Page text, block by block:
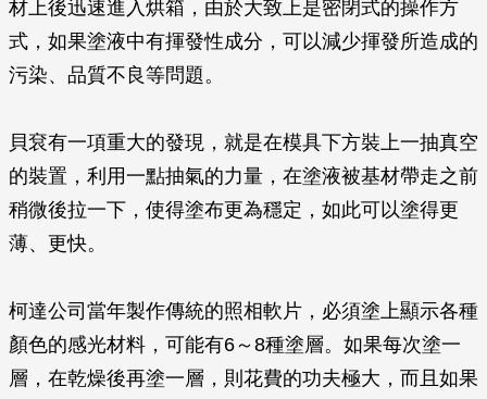
材上後迅速進入烘箱，由於大致上是密閉式的操作方
式，如果塗液中有揮發性成分，可以減少揮發所造成的
污染、品質不良等問題。
貝袞有一項重大的發現，就是在模具下方裝上一抽真空
的裝置，利用一點抽氣的力量，在塗液被基材帶走之前
稍微後拉一下，使得塗布更為穩定，如此可以塗得更
薄、更快。
柯達公司當年製作傳統的照相軟片，必須塗上顯示各種
顏色的感光材料，可能有6～8種塗層。如果每次塗一
層，在乾燥後再塗一層，則花費的功夫極大，而且如果